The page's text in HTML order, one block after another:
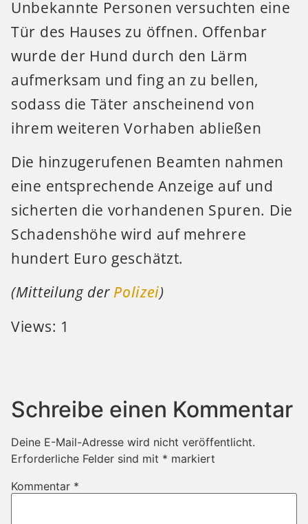
Unbekannte Personen versuchten eine
Tür des Hauses zu öffnen. Offenbar
wurde der Hund durch den Lärm
aufmerksam und fing an zu bellen,
sodass die Täter anscheinend von
ihrem weiteren Vorhaben abließen
Die hinzugerufenen Beamten nahmen
eine entsprechende Anzeige auf und
sicherten die vorhandenen Spuren. Die
Schadenshöhe wird auf mehrere
hundert Euro geschätzt.
(Mitteilung der Polizei)
Views: 1
Schreibe einen Kommentar
Deine E-Mail-Adresse wird nicht veröffentlicht.
Erforderliche Felder sind mit * markiert
Kommentar *